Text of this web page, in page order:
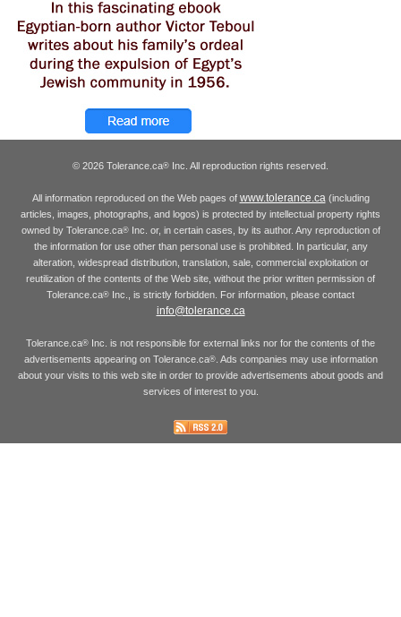
© 2026 Tolerance.ca® Inc. All reproduction rights reserved.
All information reproduced on the Web pages of www.tolerance.ca (including
articles, images, photographs, and logos) is protected by intellectual property rights
owned by Tolerance.ca®Inc. or, in certain cases, by its author. Any reproduction of
the information for use other than personal use is prohibited. In particular, any
alteration, widespread distribution, translation, sale, commercial exploitation or
reutilization of the contents of the Web site, without the prior written permission of
Tolerance.ca® Inc., is strictly forbidden. For information, please contact
info@tolerance.ca
Tolerance.ca® Inc. is not responsible for external links nor for the contents of the
advertisements appearing on Tolerance.ca®. Ads companies may use information
about your visits to this web site in order to provide advertisements about goods and
services of interest to you.